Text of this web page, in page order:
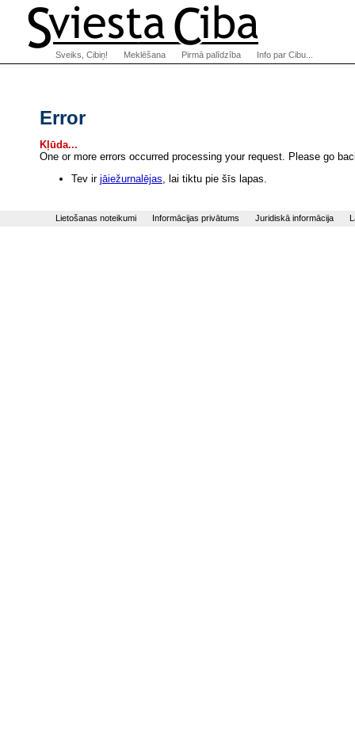
Error
Kļūda...
One or more errors occurred processing your request. Please go
Tev ir jāiežurnalējas, lai tiktu pie šīs lapas.
Sveiks, Cibiņ! Meklēšana Pirmā palīdzība Info par Cibu...
Lietošanas noteikumi Informācijas privātums Juridiskā informācija